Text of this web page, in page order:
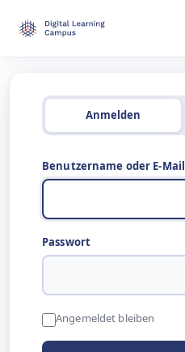
Anmelden
Benutzername oder E-Mail
Passwort
Angemeldet bleiben